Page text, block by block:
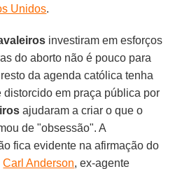
Unidos.
investiram em esforços
do aborto não é pouco para
da agenda católica tenha
em praça pública por
ajudaram a criar o que o
de "obsessão". A
fica evidente na afirmação do
Carl Anderson, ex-agente